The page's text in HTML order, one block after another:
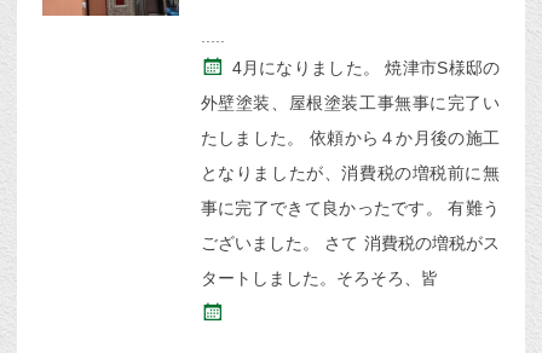
4月になりました。 焼津市S様邸の
外壁塗装、屋根塗装工事無事に完了い
たしました。 依頼から４か月後の施工
となりましたが、消費税の増税前に無
事に完了できて良かったです。 有難う
ございました。 さて 消費税の増税がス
タートしました。そろそろ、皆